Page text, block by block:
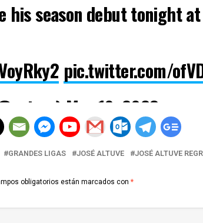
his season debut tonight at
pic.twitter.com/
May 19, 2023
GRANDES LIGAS JOSÉ ALTUVE JOSÉ ALTUVE
obligatorios están marcados con *